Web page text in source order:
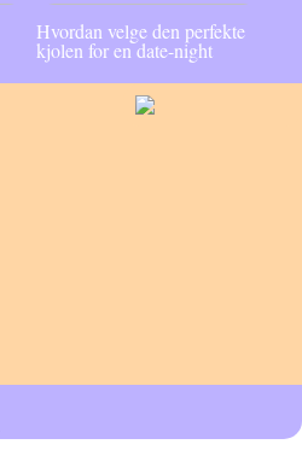
Hvordan velge den perfekte
kjolen for en date-night